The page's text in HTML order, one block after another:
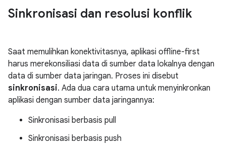
Sinkronisasi dan resolusi konflik
Saat memulihkan konektivitasnya, aplikasi offline-first
harus merekonsiliasi data di sumber data lokalnya dengan
data di sumber data jaringan. Proses ini disebut
sinkronisasi. Ada dua cara utama untuk menyinkronkan
aplikasi dengan sumber data jaringannya:
Sinkronisasi berbasis pull
Sinkronisasi berbasis push